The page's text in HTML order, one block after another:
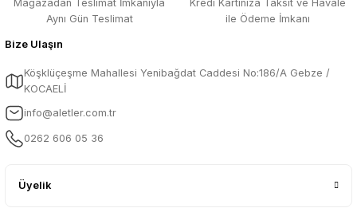
Mağazadan Teslimat İmkanıyla
Aynı Gün Teslimat
Kredi Kartınıza Taksit ve Havale
ile Ödeme İmkanı
Bize Ulaşın
Köşklüçeşme Mahallesi Yenibağdat Caddesi No:186/A Gebze /
KOCAELİ
info@aletler.com.tr
0262 606 05 36
Üyelik